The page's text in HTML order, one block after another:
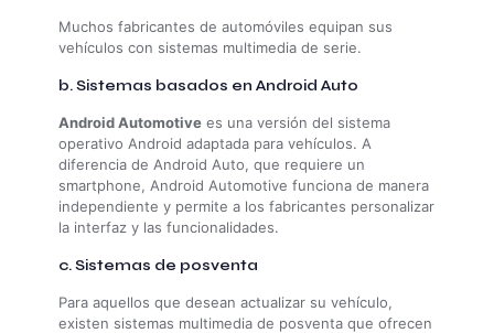
Muchos fabricantes de automóviles equipan sus
vehículos con sistemas multimedia de serie.
b. Sistemas basados en Android Auto
Android Automotive es una versión del sistema
operativo Android adaptada para vehículos. A
diferencia de Android Auto, que requiere un
smartphone, Android Automotive funciona de manera
independiente y permite a los fabricantes personalizar
la interfaz y las funcionalidades.
c. Sistemas de posventa
Para aquellos que desean actualizar su vehículo,
existen sistemas multimedia de posventa que ofrecen